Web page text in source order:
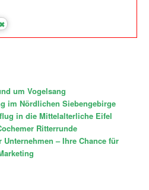
um Vogelsang
im Nördlichen Siebengebirge
in die Mittelalterliche Eifel
Ritterrunde
Unternehmen – Ihre Chance für